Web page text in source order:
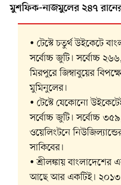
মুশফিক-নাজমুলের ২৪৭
• টেস্টে চতুর্থ উইকেটে
সর্বোচ্চ জুটি। সর্বোচ্চ
মিরপুরে জিম্বাবুয়ের
মুমিনুলের।
• টেস্টে যেকোনো
সর্বোচ্চ জুটি। সর্বোচ্চ
ওয়েলিংটনে
সাকিবের।
• শ্রীলঙ্কায়
আছে আর একটিই। ২০১৩